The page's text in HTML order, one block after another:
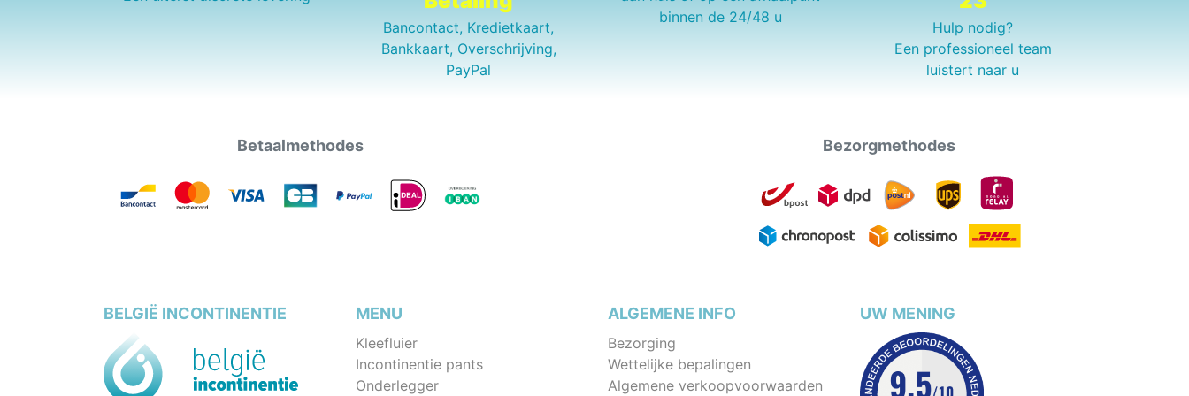
Bancontact, Kredietkaart,
Bankkaart, Overschrijving,
PayPal
binnen de 24/48 u
Hulp nodig?
Een professioneel team
luistert naar u
Betaalmethodes Bezorgmethodes
BELGIË INCONTINENTIE MENU
Kleefluier
Incontinentie pants
Onderlegger
ALGEMENE INFO
Bezorging
Wettelijke bepalingen
Algemene verkoopvoorwaarden
UW MENING